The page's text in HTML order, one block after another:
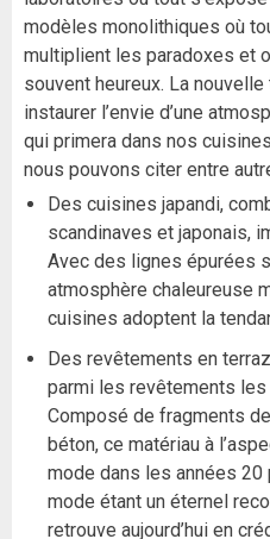
modèles monolithiques où
multiplient les paradoxes et
souvent heureux. La
instaurer l’envie d’une
qui primera dans nos
nous pouvons citer entre
Des cuisines japandi,
scandinaves et japonais,
Avec des lignes épurées
atmosphère chaleureuse
cuisines adoptent la
Des revêtements en
parmi les revêtements les
Composé de fragments
béton, ce matériau à
mode dans les années 20
mode étant un éternel
retrouve aujourd’hui en